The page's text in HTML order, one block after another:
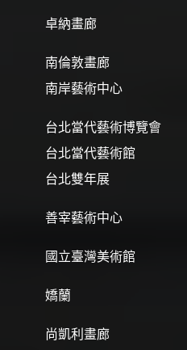
卓納畫廊
南倫敦畫廊
南岸藝術中心
台北當代藝術博覽會
台北當代藝術館
台北雙年展
善宰藝術中心
國立臺灣美術館
嬌蘭
尚凱利畫廊